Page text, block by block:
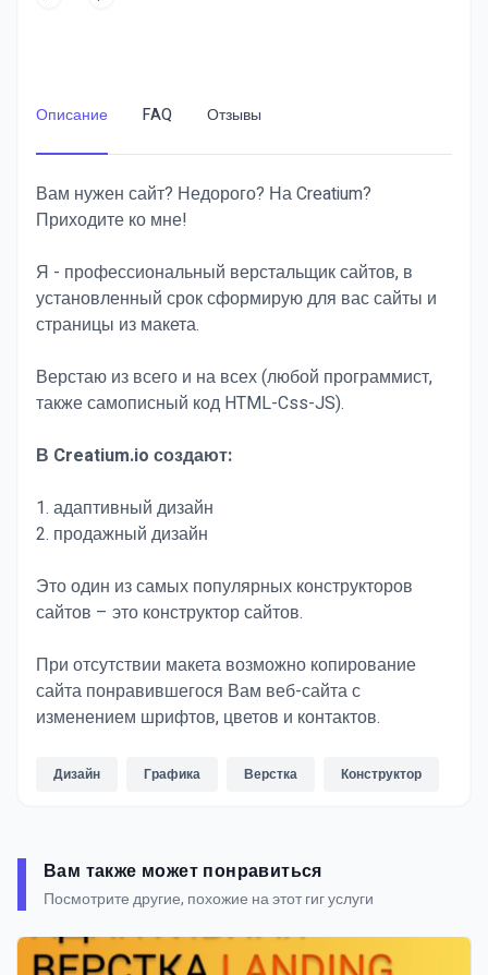
Описание FAQ Отзывы
Вам нужен сайт? Недорого? На Creatium?
Приходите ко мне!
Я - профессиональный верстальщик сайтов, в
установленный срок сформирую для вас сайты и
страницы из макета.
Верстаю из всего и на всех (любой программист,
также самописный код HTML-Css-JS).
В Creatium.io создают:
1. адаптивный дизайн
2. продажный дизайн
Это один из самых популярных конструкторов
сайтов – это конструктор сайтов.
При отсутствии макета возможно копирование
сайта понравившегося Вам веб-сайта с
изменением шрифтов, цветов и контактов.
Дизайн Графика Верстка Конструктор
Вам также может понравиться
Посмотрите другие, похожие на этот гиг услуги